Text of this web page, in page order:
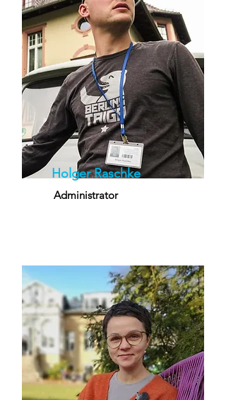
Holger Raschke
Administrator